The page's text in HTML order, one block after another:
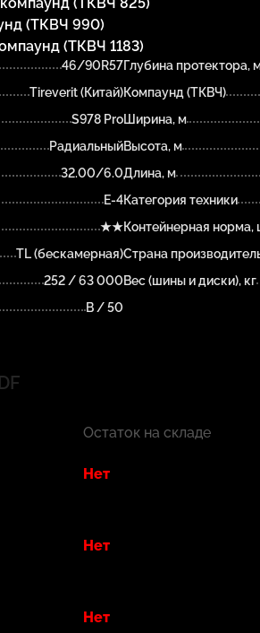
(ТКВЧ 990)
(ТКВЧ 1183)
46/90R57
Tireverit (Китай)
S978 Pro
Радиальный
32.00/6.0
E-4
★★
TL (бескамерная)
252 / 63 000
B / 50
Глубина протектора,
Компаунд (ТКВЧ)
Ширина, м
Высота, м
Длина, м
Категория техники
Контейнерная норма,
Страна
Вес (шины и диски), кг
Остаток на складе
Нет
Нет
Нет